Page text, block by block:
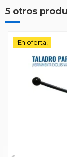
5 otros
¡En oferta!